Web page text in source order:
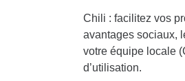
Chili : facilitez vos
avantages sociaux,
votre équipe locale
d’utilisation.